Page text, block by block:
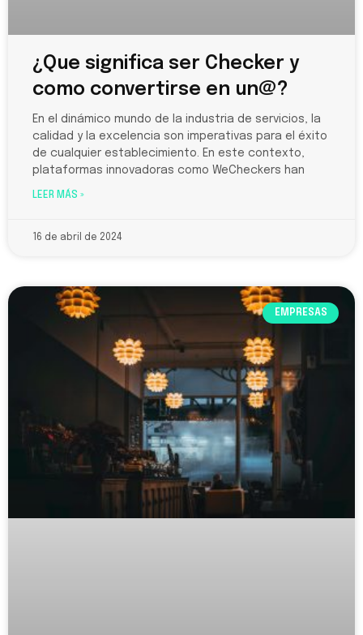
¿Que significa ser Checker y
como convertirse en un@?
En el dinámico mundo de la industria de servicios, la
calidad y la excelencia son imperativas para el éxito
de cualquier establecimiento. En este contexto,
plataformas innovadoras como WeCheckers han
LEER MÁS »
16 de abril de 2024
EMPRESAS